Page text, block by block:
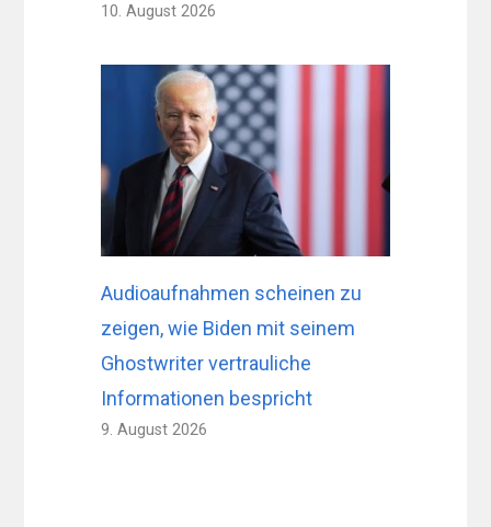
10. August 2026
Audioaufnahmen scheinen zu
zeigen, wie Biden mit seinem
Ghostwriter vertrauliche
Informationen bespricht
9. August 2026